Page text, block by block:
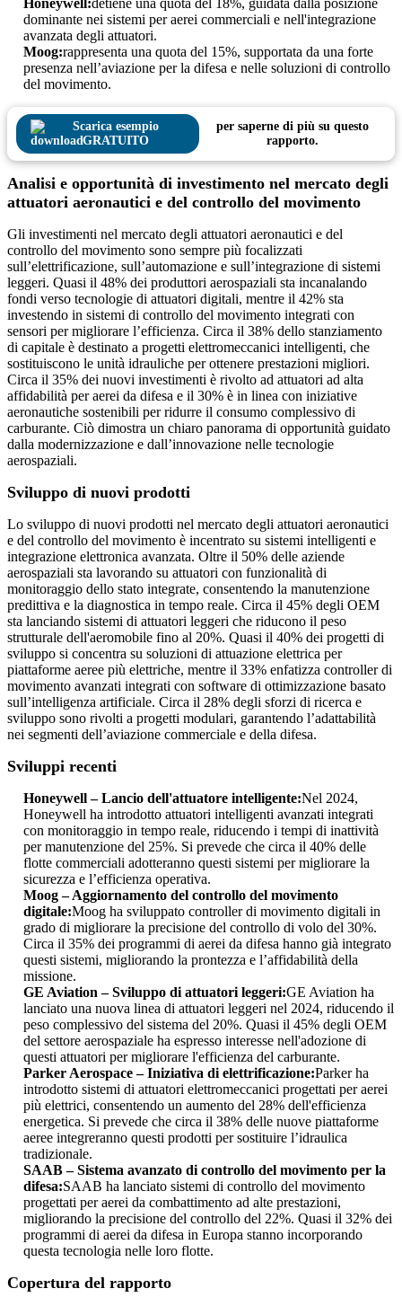
Honeywell:detiene una quota del 18%, guidata dalla posizione
dominante nei sistemi per aerei commerciali e nell'integrazione
avanzata degli attuatori.
Moog:rappresenta una quota del 15%, supportata da una forte
presenza nell’aviazione per la difesa e nelle soluzioni di controllo
del movimento.
Scarica esempio
GRATUITO
per saperne di più su questo
rapporto.
Analisi e opportunità di investimento nel mercato degli
attuatori aeronautici e del controllo del movimento
Gli investimenti nel mercato degli attuatori aeronautici e del
controllo del movimento sono sempre più focalizzati
sull’elettrificazione, sull’automazione e sull’integrazione di sistemi
leggeri. Quasi il 48% dei produttori aerospaziali sta incanalando
fondi verso tecnologie di attuatori digitali, mentre il 42% sta
investendo in sistemi di controllo del movimento integrati con
sensori per migliorare l’efficienza. Circa il 38% dello stanziamento
di capitale è destinato a progetti elettromeccanici intelligenti, che
sostituiscono le unità idrauliche per ottenere prestazioni migliori.
Circa il 35% dei nuovi investimenti è rivolto ad attuatori ad alta
affidabilità per aerei da difesa e il 30% è in linea con iniziative
aeronautiche sostenibili per ridurre il consumo complessivo di
carburante. Ciò dimostra un chiaro panorama di opportunità guidato
dalla modernizzazione e dall’innovazione nelle tecnologie
aerospaziali.
Sviluppo di nuovi prodotti
Lo sviluppo di nuovi prodotti nel mercato degli attuatori aeronautici
e del controllo del movimento è incentrato su sistemi intelligenti e
integrazione elettronica avanzata. Oltre il 50% delle aziende
aerospaziali sta lavorando su attuatori con funzionalità di
monitoraggio dello stato integrate, consentendo la manutenzione
predittiva e la diagnostica in tempo reale. Circa il 45% degli OEM
sta lanciando sistemi di attuatori leggeri che riducono il peso
strutturale dell'aeromobile fino al 20%. Quasi il 40% dei progetti di
sviluppo si concentra su soluzioni di attuazione elettrica per
piattaforme aeree più elettriche, mentre il 33% enfatizza controller di
movimento avanzati integrati con software di ottimizzazione basato
sull’intelligenza artificiale. Circa il 28% degli sforzi di ricerca e
sviluppo sono rivolti a progetti modulari, garantendo l’adattabilità
nei segmenti dell’aviazione commerciale e della difesa.
Sviluppi recenti
Honeywell – Lancio dell'attuatore intelligente:Nel 2024,
Honeywell ha introdotto attuatori intelligenti avanzati integrati
con monitoraggio in tempo reale, riducendo i tempi di inattività
per manutenzione del 25%. Si prevede che circa il 40% delle
flotte commerciali adotteranno questi sistemi per migliorare la
sicurezza e l’efficienza operativa.
Moog – Aggiornamento del controllo del movimento
digitale:Moog ha sviluppato controller di movimento digitali in
grado di migliorare la precisione del controllo di volo del 30%.
Circa il 35% dei programmi di aerei da difesa hanno già integrato
questi sistemi, migliorando la prontezza e l’affidabilità della
missione.
GE Aviation – Sviluppo di attuatori leggeri:GE Aviation ha
lanciato una nuova linea di attuatori leggeri nel 2024, riducendo il
peso complessivo del sistema del 20%. Quasi il 45% degli OEM
del settore aerospaziale ha espresso interesse nell'adozione di
questi attuatori per migliorare l'efficienza del carburante.
Parker Aerospace – Iniziativa di elettrificazione:Parker ha
introdotto sistemi di attuatori elettromeccanici progettati per aerei
più elettrici, consentendo un aumento del 28% dell'efficienza
energetica. Si prevede che circa il 38% delle nuove piattaforme
aeree integreranno questi prodotti per sostituire l’idraulica
tradizionale.
SAAB – Sistema avanzato di controllo del movimento per la
difesa:SAAB ha lanciato sistemi di controllo del movimento
progettati per aerei da combattimento ad alte prestazioni,
migliorando la precisione del controllo del 22%. Quasi il 32% dei
programmi di aerei da difesa in Europa stanno incorporando
questa tecnologia nelle loro flotte.
Copertura del rapporto